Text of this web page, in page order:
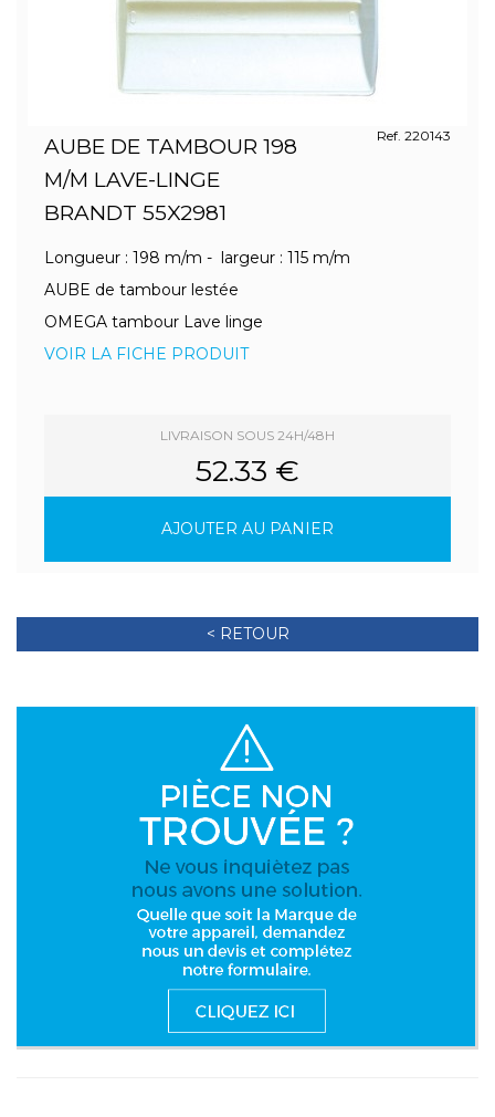
AUBE DE TAMBOUR 198
M/M LAVE-LINGE
BRANDT 55X2981
Ref. 220143
Longueur : 198 m/m - largeur : 115 m/m
AUBE de tambour lestée
OMEGA tambour Lave linge
VOIR LA FICHE PRODUIT
LIVRAISON SOUS 24H/48H
52.33 €
AJOUTER AU PANIER
< RETOUR